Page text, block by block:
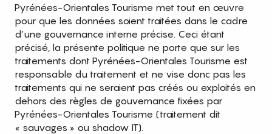
Pyrénées-Orientales Tourisme met tout en œuvre
pour que les données soient traitées dans le cadre
d’une gouvernance interne précise. Ceci étant
précisé, la présente politique ne porte que sur les
traitements dont Pyrénées-Orientales Tourisme est
responsable du traitement et ne vise donc pas les
traitements qui ne seraient pas créés ou exploités en
dehors des règles de gouvernance fixées par
Pyrénées-Orientales Tourisme (traitement dit
« sauvages » ou shadow IT).